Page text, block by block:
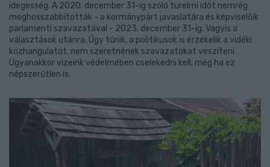
idegesség. A 2020. december 31-ig szóló türelmi időt nemrég
meghosszabbították - a kormánypárt javaslatára és képviselőik
parlamenti szavazatával - 2023. december 31-ig. Vagyis a
választások utánra. Úgy tűnik, a politikusok is érzékelik a vidéki
közhangulatot, nem szeretnének szavazatokat veszíteni.
Ugyanakkor vizeink védelmében cselekedni kell, még ha ez
népszerűtlen is.